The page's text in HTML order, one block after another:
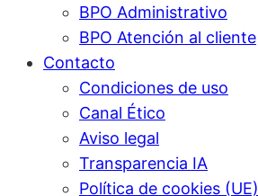
BPO Administrativo
BPO Atención al cliente
Contacto
Condiciones de uso
Canal Ético
Aviso legal
Transparencia IA
Política de cookies (UE)